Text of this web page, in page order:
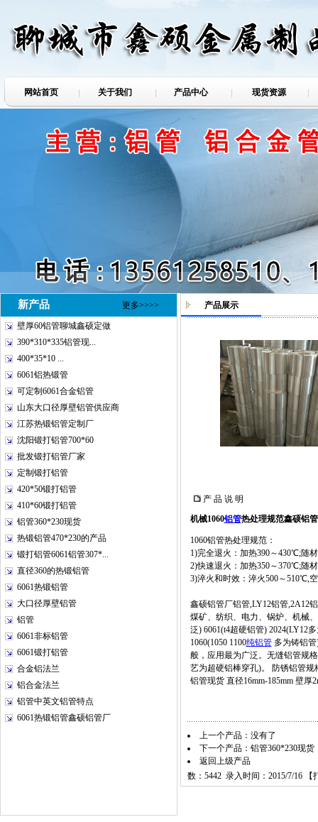
网站首页 关于我们 产品中心 现货资源
新产品 更多>>>>
壁厚60铝管聊城鑫硕定做
390*310*335铝管现...
400*35*10 ...
6061铝热锻管
可定制6061合金铝管
山东大口径厚壁铝管供应商
江苏热锻铝管定制厂
沈阳锻打铝管700*60
批发锻打铝管厂家
定制锻打铝管
420*50锻打铝管
410*60锻打铝管
铝管360*230现货
热锻铝管470*230的产品
锻打铝管6061铝管307*...
直径360的热锻铝管
6061热锻铝管
大口径厚壁铝管
铝管
6061非标铝管
6061锻打铝管
合金铝法兰
铝合金法兰
铝管中英文铝管特点
6061热锻铝管鑫硕铝管厂
产品展示
产 品 说 明
机械1060铝管热处理规范鑫硕铝
1060铝管热处理规范：
1)完全退火：加热390～430℃;随
2)快速退火：加热350～370℃;随
3)淬火和时效：淬火500～510℃,
鑫硕铝管厂铝管,LY12铝管,2A12
煤矿、纺织、电力、锅炉、机械
泛) 6061(t4超硬铝管) 2024(LY12
1060(1050 1100纯铝管多为铸铝管)
般，应用最为广泛。无缝铝管规
艺为超硬铝棒穿孔)。 防锈铝管规
铝管现货 直径16mm-185mm 壁
上一个产品：没有了
下一个产品： 铝管360*230现货
返回上级产品
数：5442 录入时间：2015/7/16 【